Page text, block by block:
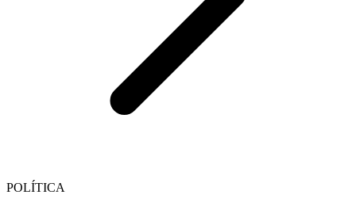
POLÍTICA